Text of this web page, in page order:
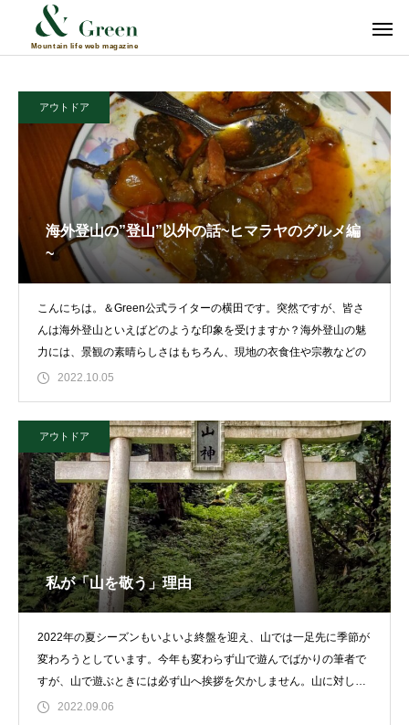
アウトドア
海外登山の”登山”以外の話~ヒマラヤのグルメ編
~
こんにちは。＆Green公式ライターの横田です。突然ですが、皆さ
んは海外登山といえばどのような印象を受けますか？海外登山の魅
力には、景観の素晴らしさはもちろん、現地の衣食住や宗教などの
2022.10.05
アウトドア
私が「山を敬う」理由
2022年の夏シーズンもいよいよ終盤を迎え、山では一足先に季節が
変わろうとしています。今年も変わらず山で遊んでばかりの筆者で
すが、山で遊ぶときには必ず山へ挨拶を欠かしません。山に対して
気持ちを2022.09.06